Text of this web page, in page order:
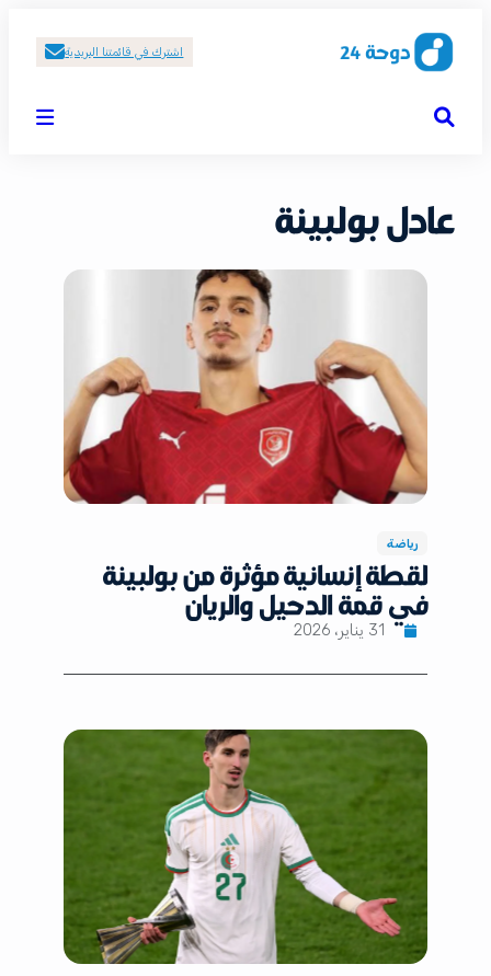
اشترك في قائمتنا البريدية
عادل بولبينة
رياضة
لقطة إنسانية مؤثرة من بولبينة
في قمة الدحيل والريان
31 يناير، 2026